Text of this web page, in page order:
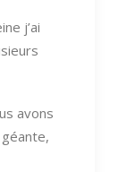
j’ai
avons